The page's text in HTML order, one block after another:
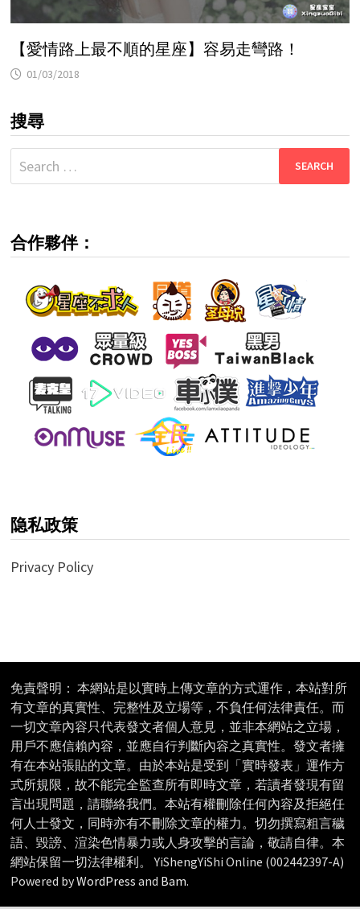
【愛情路上最不順的星座】容易走彎路！
01/03/2018
搜尋
Search
for:
合作夥伴：
隐私政策
Privacy Policy
免責聲明： 本網站是以實時上傳文章的方式運作，本站對所
有文章的真實性、完整性及立場等，不負任何法律責任。而
一切文章內容只代表發文者個人意見，並非本網站之立場，
用戶不應信賴內容，並應自行判斷內容之真實性。發文者擁
有在本站張貼的文章。由於本站是受到「實時發表」運作方
式所規限，故不能完全監查所有即時文章，若讀者發現有留
言出現問題，請聯絡我們。本站有權刪除任何內容及拒絕任
何人士發文，同時亦有不刪除文章的權力。切勿撰寫粗言穢
語、毀謗、渲染色情暴力或人身攻擊的言論，敬請自律。本
網站保留一切法律權利。 YiShengYiShi Online (002442397-A)
Powered byWordPress and Bam.